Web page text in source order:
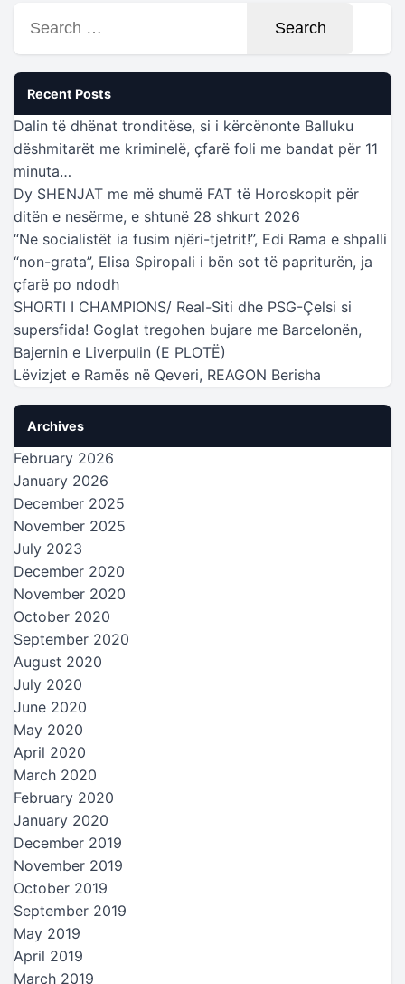
for:
Recent Posts
Dalin të dhënat tronditëse, si i kërcënonte Balluku
dëshmitarët me kriminelë, çfarë foli me bandat për 11
minuta…
Dy SHENJAT me më shumë FAT të Horoskopit për
ditën e nesërme, e shtunë 28 shkurt 2026
“Ne socialistët ia fusim njëri-tjetrit!”, Edi Rama e shpalli
“non-grata”, Elisa Spiropali i bën sot të papriturën, ja
çfarë po ndodh
SHORTI I CHAMPIONS/ Real-Siti dhe PSG-Çelsi si
supersfida! Goglat tregohen bujare me Barcelonën,
Bajernin e Liverpulin (E PLOTË)
Lëvizjet e Ramës në Qeveri, REAGON Berisha
Archives
February 2026
January 2026
December 2025
November 2025
July 2023
December 2020
November 2020
October 2020
September 2020
August 2020
July 2020
June 2020
May 2020
April 2020
March 2020
February 2020
January 2020
December 2019
November 2019
October 2019
September 2019
May 2019
April 2019
March 2019